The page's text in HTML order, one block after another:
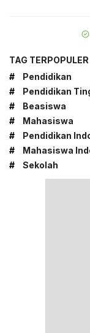
TAG TERPOPULER
#
Pendidikan
#
Pendidikan
#
Beasiswa
#
Mahasiswa
#
Pendidikan
#
Mahasiswa
#
Sekolah